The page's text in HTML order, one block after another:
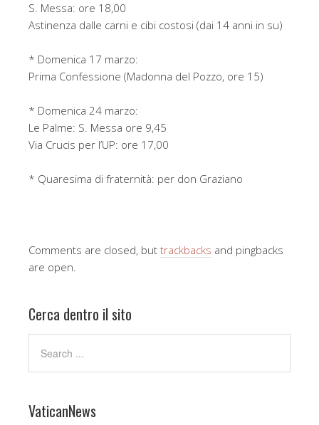
S. Messa: ore 18,00
Astinenza dalle carni e cibi costosi (dai 14 anni in su)
* Domenica 17 marzo:
Prima Confessione (Madonna del Pozzo, ore 15)
* Domenica 24 marzo:
Le Palme: S. Messa ore 9,45
Via Crucis per l’UP: ore 17,00
* Quaresima di fraternità: per don Graziano
Comments are closed, but trackbacks and pingbacks
are open.
Cerca dentro il sito
VaticanNews